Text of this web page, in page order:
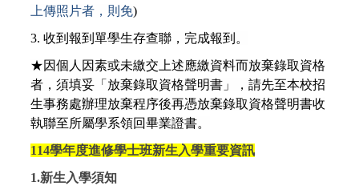
上傳照片者，則免)
3. 收到報到單學生存查聯，完成報到。
★因個人因素或未繳交上述應繳資料而放棄錄取資格
者，須填妥「放棄錄取資格聲明書」，請先至本校招
生事務處辦理放棄程序後再憑放棄錄取資格聲明書收
執聯至所屬學系領回畢業證書。
114學年度進修學士班新生入學重要資訊
1.新生入學須知